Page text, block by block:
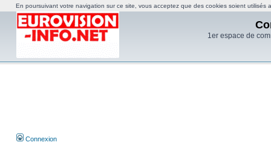
1er espace de
Connexion
En poursuivant votre navigation sur ce site, vous acceptez que des cookies soient